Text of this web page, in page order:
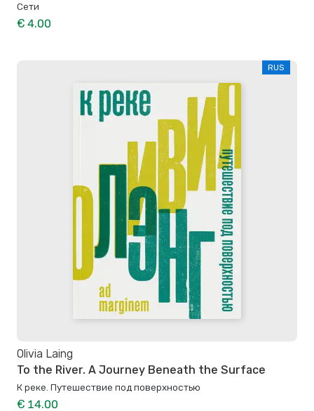
Сети
€ 4.00
RUS
Olivia Laing
To the River. A Journey Beneath the Surface
К реке. Путешествие под поверхностью
€ 14.00